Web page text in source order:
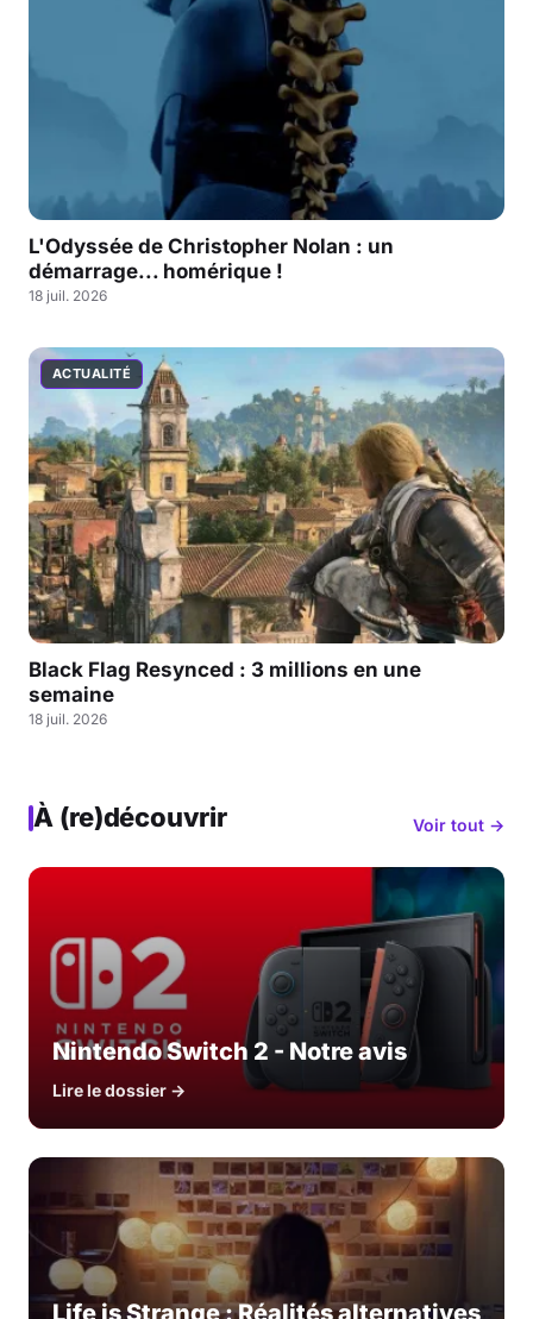
L'Odyssée de Christopher Nolan : un
démarrage... homérique !
18 juil. 2026
ACTUALITÉ
Black Flag Resynced : 3 millions en une
semaine
18 juil. 2026
À (re)découvrir Voir tout →
Nintendo Switch 2 - Notre avis
Lire le dossier →